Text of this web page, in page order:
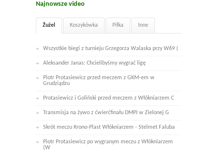
Najnowsze video
Żużel Koszykówka Piłka Inne
Wszystkie biegi z turnieju Grzegorza Walaska przy W69 (
Aleksander Janas: Chcielibyśmy wygrać ligę
Piotr Protasiewicz przed meczem z GKM-em w
Grudziądzu
Protasiewicz i Goliński przed meczem z Włókniarzem C
Transmisja na żywo z ćwierćfinału DMPJ w Zielonej G
Skrót meczu Krono-Plast Włókniarzem - Stelmet Faluba
Piotr Protasiewicz po wygranym meczu z Włókniarzem
(W